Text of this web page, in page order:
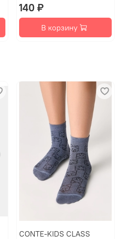
140 ₽
В корзину
CONTE-KIDS CLASS